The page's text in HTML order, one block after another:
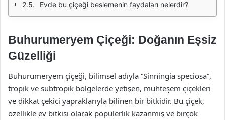
Evde bu çiçeği beslemenin faydaları nelerdir?
Buhurumeryem Çiçeği: Doğanın Eşsiz
Güzelliği
Buhurumeryem çiçeği, bilimsel adıyla “Sinningia speciosa”,
tropik ve subtropik bölgelerde yetişen, muhteşem çiçekleri
ve dikkat çekici yapraklarıyla bilinen bir bitkidir. Bu çiçek,
özellikle ev bitkisi olarak popülerlik kazanmış ve birçok